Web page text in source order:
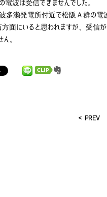
電波は受信できませんでした。
多瀬発電所付近で松阪Ａ群の電波
面にいると思われますが、受信
ん。
< PREV